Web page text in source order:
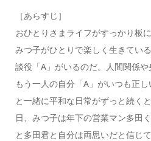
［あらすじ］
おひとりさまライフがすっかり板
みつ子がひとりで楽しく生きてい
談役「A」がいるのだ。人間関係
もう一人の自分「A」がいつも正し
と一緒に平和な日常がずっと続く
日、みつ子は年下の営業マン多田
と多田君と自分は両思いだと信じ